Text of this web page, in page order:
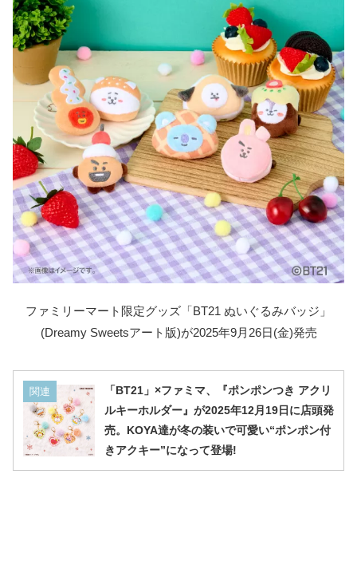
ファミリーマート限定グッズ「BT21 ぬいぐるみバッジ」
(Dreamy Sweetsアート版)が2025年9月26日(金)発売
関連
「BT21」×ファミマ、『ポンポンつき アクリ
ルキーホルダー​』が2025年12月19日に店頭発
売。KOYA達が冬の装いで可愛い“ポンポン付
きアクキー”になって登場!